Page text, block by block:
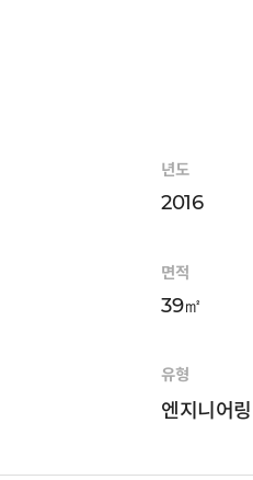
년도
2016
면적
39㎡
유형
엔지니어링